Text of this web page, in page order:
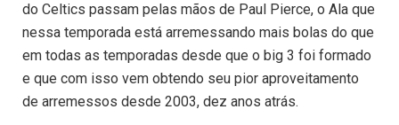
do Celtics passam pelas mãos de Paul Pierce, o Ala que
nessa temporada está arremessando mais bolas do que
em todas as temporadas desde que o big 3 foi formado
e que com isso vem obtendo seu pior aproveitamento
de arremessos desde 2003, dez anos atrás.